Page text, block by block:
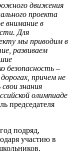
движения
проекта
внимание в
Для
мы приводим в
развиваем
безопасность –
причем не
знания
олимпиаде
председателя
подряд,
участию в